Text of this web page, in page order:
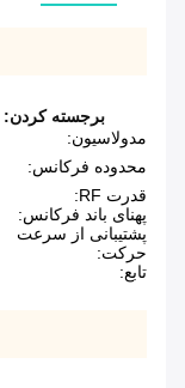
برجسته کردن:
مدولاسیون:
محدوده فرکانس:
قدرت RF:
پهنای باند فرکانس:
پشتیبانی از سرعت
حرکت:
تابع: